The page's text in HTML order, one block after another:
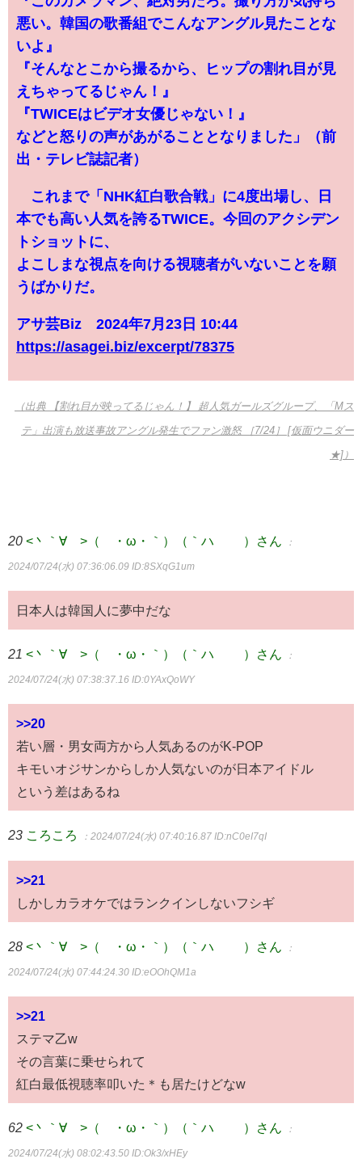
悪い。韓国の歌番組でこんなアングル見たことな
いよ』
『そんなとこから撮るから、ヒップの割れ目が見
えちゃってるじゃん！』
『TWICEはビデオ女優じゃない！』
などと怒りの声があがることとなりました」（前
出・テレビ誌記者）
これまで「NHK紅白歌合戦」に4度出場し、日
本でも高い人気を誇るTWICE。今回のアクシデン
トショットに、
よこしまな視点を向ける視聴者がいないことを願
うばかりだ。
アサ芸Biz 2024年7月23日 10:44
https://asagei.biz/excerpt/78375
（出典 【割れ目が映ってるじゃん！】 超人気ガールズグループ、「Mス
テ」出演も放送事故アングル発生でファン激怒 ［7/24］ [仮面ウニダー
★]）
20 <丶｀∀´>（´・ω・｀）（｀ハ´ ）さん ：
2024/07/24(水) 07:36:06.09 ID:8SXqG1um
日本人は韓国人に夢中だな
21 <丶｀∀´>（´・ω・｀）（｀ハ´ ）さん ：
2024/07/24(水) 07:38:37.16 ID:0YAxQoWY
>>20
若い層・男女両方から人気あるのがK-POP
キモいオジサンからしか人気ないのが日本アイドル
という差はあるね
23 ころころ ：2024/07/24(水) 07:40:16.87 ID:nC0eI7qI
>>21
しかしカラオケではランクインしないフシギ
28 <丶｀∀´>（´・ω・｀）（｀ハ´ ）さん ：
2024/07/24(水) 07:44:24.30 ID:eOOhQM1a
>>21
ステマ乙w
その言葉に乗せられて
紅白最低視聴率叩いた＊も居たけどなw
62 <丶｀∀´>（´・ω・｀）（｀ハ´ ）さん ：
2024/07/24(水) 08:02:43.50 ID:Ok3/xHEy